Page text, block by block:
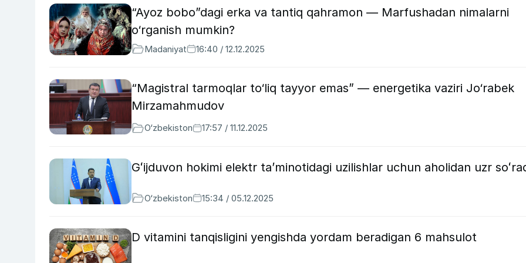
“Ayoz bobo”dagi erka va tantiq qahramon — Marfushadan nimalarni
o‘rganish mumkin?
Madaniyat 16:40 / 12.12.2025
“Magistral tarmoqlar to‘liq tayyor emas” — energetika vaziri Jo‘rabek
Mirzamahmudov
O‘zbekiston 17:57 / 11.12.2025
Gʻijduvon hokimi elektr ta’minotidagi uzilishlar uchun aholidan uzr
O‘zbekiston 15:34 / 05.12.2025
D vitamini tanqisligini yengishda yordam beradigan 6 mahsulot